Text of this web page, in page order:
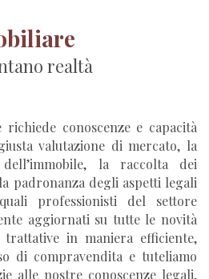
realtà
conoscenze e capacità
valutazione di mercato, la
la raccolta dei
padronanza degli aspetti legali
professionisti del settore
aggiornati su tutte le novità
trattative in maniera efficiente,
di compravendita e tuteliamo
alle nostre conoscenze legali,